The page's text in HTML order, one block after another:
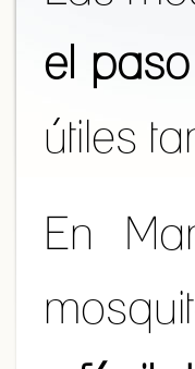
el
útiles
En